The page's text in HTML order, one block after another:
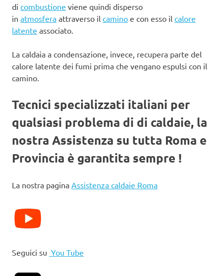
di combustione viene quindi disperso
in atmosfera attraverso il camino e con esso il calore
latente associato.
La caldaia a condensazione, invece, recupera parte del
calore latente dei fumi prima che vengano espulsi con il
camino.
Tecnici specializzati italiani per
qualsiasi problema di di caldaie, la
nostra Assistenza su tutta Roma e
Provincia è garantita sempre !
La nostra pagina Assistenza caldaie Roma
Seguici su You Tube